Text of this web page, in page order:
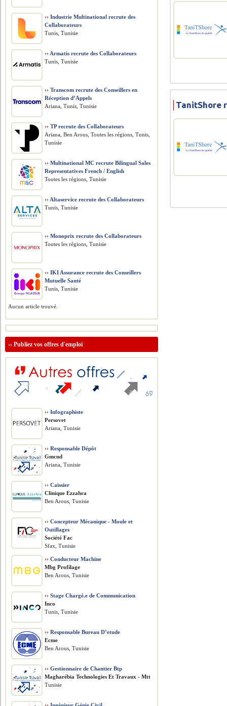
TanitShore
›› Industrie Multinational recrute des
Collaborateurs
Tunis, Tunisie
›› Armatis recrute des Collaborateurs
Tunis, Tunisie
›› Transcom recrute des Conseillers en
Réception d’Appels
Ariana, Tunis, Tunisie
›› TP recrute des Collaborateurs
Ariana, Ben Arous, Toutes les régions, Tunis,
Tunisie
›› Multinational MC recrute Bilingual Sales
Representatives French / English
Toutes les régions, Tunisie
›› Altaservice recrute des Collaborateurs
Tunis, Tunisie
›› Monoprix recrute des Collaborateurs
Toutes les régions, Tunisie
›› IKI Assurance recrute des Conseillers
Mutuelle Santé
Tunis, Tunisie
Aucun article trouvé.
››Publiez vos offres d'emploi
›› Infographiste
Persovet
Ariana, Tunisie
›› Responsable Dépôt
Gmcnd
Ariana, Tunisie
›› Caissier
Clinique Ezzahra
Ben Arous, Tunisie
›› Concepteur Mécanique - Moule et
Outillages
Société Fac
Sfax, Tunisie
›› Conducteur Machine
Mbg Profilage
Ben Arous, Tunisie
›› Stage Chargé.e de Communication
Inco
Tunis, Tunisie
›› Responsable Bureau D’etude
Ecme
Ben Arous, Tunisie
›› Gestionnaire de Chantier Btp
Magharébia Technologies Et Travaux - Mtt
Tunisie